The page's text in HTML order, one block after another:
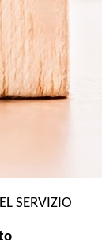
SERVIZIO